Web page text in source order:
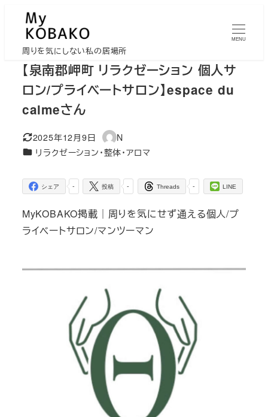
周りを気にしない私の居場所
MENU
【泉南郡岬町 リラクゼーション 個人サ
ロン/プライベートサロン】espace du
calmeさん
更新日
2025年12月9日
著
者
N
カテゴリー
リラクゼーション・整体・アロマ
-
シェア -
投稿 -
Threads LINE
MyKOBAKO掲載｜周りを気にせず通える個人/プ
ライベートサロン/マンツーマン